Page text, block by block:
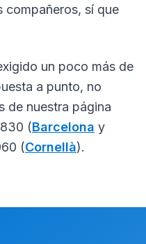
compañeros, sí que
un poco más de
a punto, no
de nuestra página
(Barcelona y
(Cornellà).